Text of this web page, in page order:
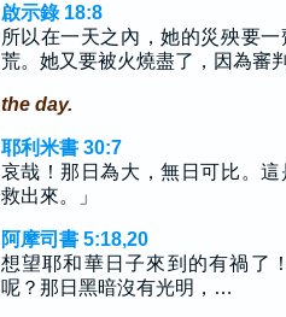
啟示錄 18:8
所以在一天之內，她的災殃要
荒。她又要被火燒盡了，因為審
the day.
耶利米書 30:7
哀哉！那日為大，無日可比。
救出來。」
阿摩司書 5:18,20
想望耶和華日子來到的有禍了
呢？那日黑暗沒有光明，…